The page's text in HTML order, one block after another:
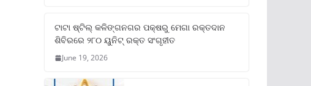
ଟାଟା ଷ୍ଟିଲ୍‌ କଳିଙ୍ଗନଗର ପକ୍ଷରୁ ମେଗା ରକ୍ତଦାନ
ଶିବିରରେ ୨୮୦ ୟୁନିଟ୍‌ ରକ୍ତ ସଂଗୃହୀତ
June 19, 2026